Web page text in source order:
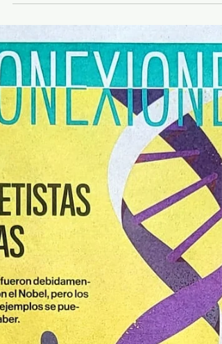
¿Qué hay de nuevo en 70 años de
descripción del ADN?
César Paz-y-Miño. Investigador en Genética Médica,
Universidad UTE. Artículo en El Comercio, Semanario
CONEXIONES. El 25 de abril se...